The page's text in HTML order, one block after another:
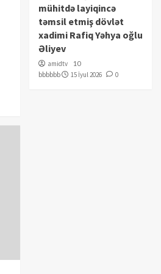
mühitdə layiqincə
təmsil etmiş dövlət
xadimi Rafiq Yəhya oğlu
Əliyev
amidtv
10
bbbbbb
15 İyul 2026 0